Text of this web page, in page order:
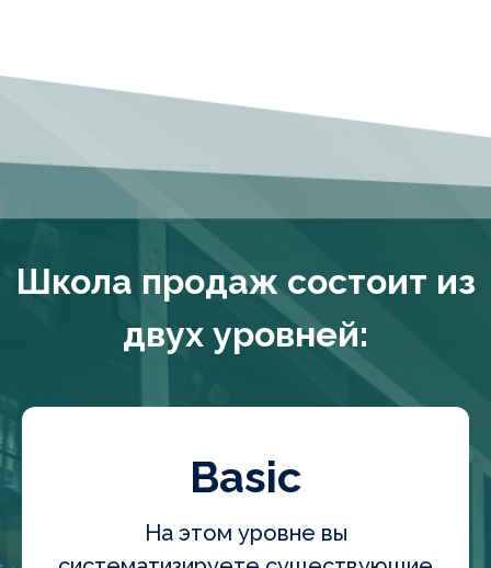
Школа продаж состоит из
двух уровней:
Basic
На этом уровне вы